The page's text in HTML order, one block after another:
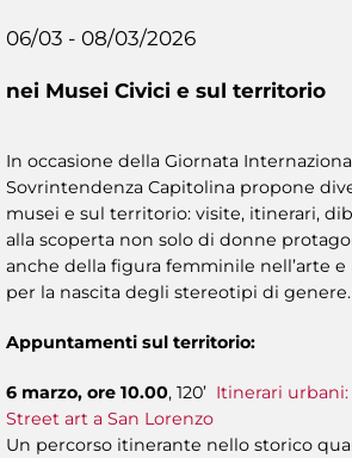
06/03 - 08/03/2026
nei Musei Civici e sul territorio
In occasione della Giornata
Sovrintendenza Capitolina propone
musei e sul territorio: visite, itinerari,
alla scoperta non solo di donne
anche della figura femminile nell’arte
per la nascita degli stereotipi di genere.
Appuntamenti sul territorio:
6 marzo, ore 10.00, 120’ Itinerari
Street art a San Lorenzo
Un percorso itinerante nello storico